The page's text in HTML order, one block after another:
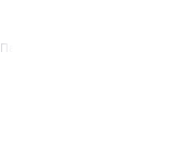
Пансионаты для людей с